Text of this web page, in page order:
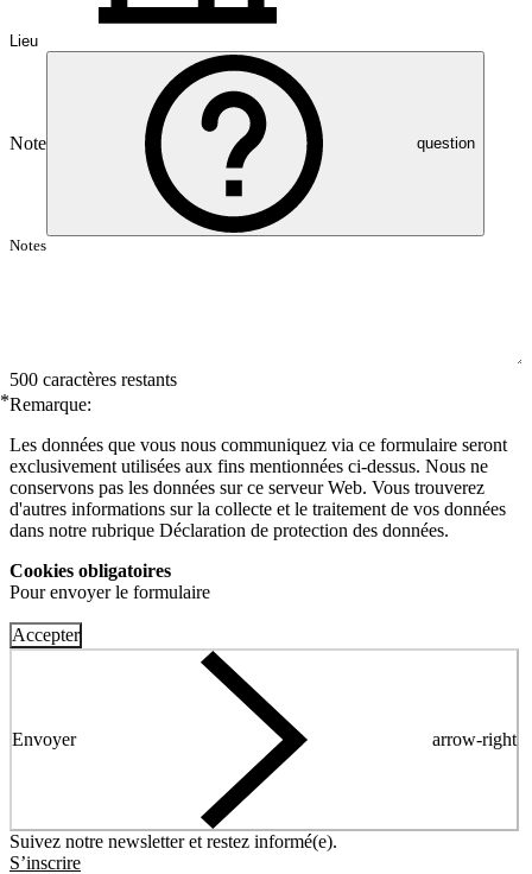
Note question
500 caractères restants
*Remarque:
Les données que vous nous communiquez via ce formulaire seront
exclusivement utilisées aux fins mentionnées ci-dessus. Nous ne
conservons pas les données sur ce serveur Web. Vous trouverez
d'autres informations sur la collecte et le traitement de vos données
dans notre rubrique Déclaration de protection des données.
Cookies obligatoires
Pour envoyer le formulaire
Accepter
Envoyer arrow-right
Suivez notre newsletter et restez informé(e).
S’inscrire